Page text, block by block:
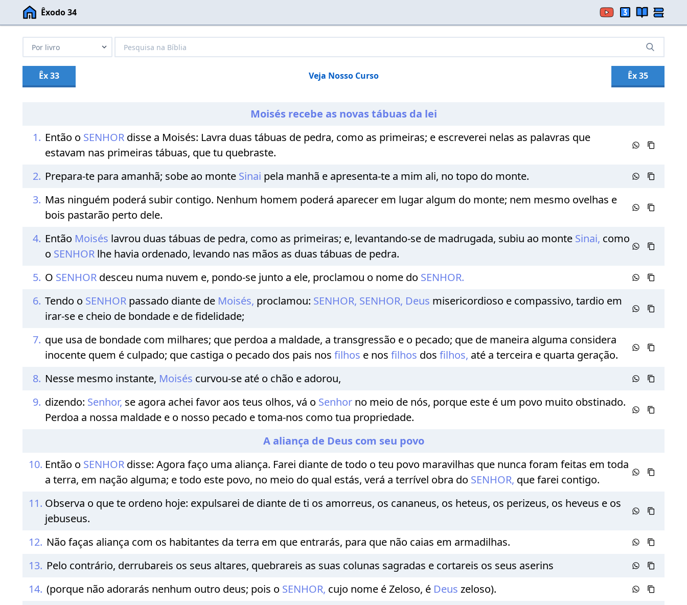
Êxodo 34
Êx 33 Veja Nosso Curso Êx 35
Moisés recebe as novas tábuas da lei
1. Então o SENHOR disse a Moisés: Lavra duas tábuas de pedra, como as primeiras; e escreverei nelas as palavras que
estavam nas primeiras tábuas, que tu quebraste.
2. Prepara-te para amanhã; sobe ao monte Sinai pela manhã e apresenta-te a mim ali, no topo do monte.
3. Mas ninguém poderá subir contigo. Nenhum homem poderá aparecer em lugar algum do monte; nem mesmo ovelhas e
bois pastarão perto dele.
4. Então Moisés lavrou duas tábuas de pedra, como as primeiras; e, levantando-se de madrugada, subiu ao monte Sinai, como
o SENHOR lhe havia ordenado, levando nas mãos as duas tábuas de pedra.
5. O SENHOR desceu numa nuvem e, pondo-se junto a ele, proclamou o nome do SENHOR.
6. Tendo o SENHOR passado diante de Moisés, proclamou: SENHOR, SENHOR, Deus misericordioso e compassivo, tardio em
irar-se e cheio de bondade e de fidelidade;
7. que usa de bondade com milhares; que perdoa a maldade, a transgressão e o pecado; que de maneira alguma considera
inocente quem é culpado; que castiga o pecado dos pais nos filhos e nos filhos dos filhos, até a terceira e quarta geração.
8. Nesse mesmo instante, Moisés curvou-se até o chão e adorou,
9. dizendo: Senhor, se agora achei favor aos teus olhos, vá o Senhor no meio de nós, porque este é um povo muito obstinado.
Perdoa a nossa maldade e o nosso pecado e toma-nos como tua propriedade.
A aliança de Deus com seu povo
10. Então o SENHOR disse: Agora faço uma aliança. Farei diante de todo o teu povo maravilhas que nunca foram feitas em toda
a terra, em nação alguma; e todo este povo, no meio do qual estás, verá a terrível obra do SENHOR, que farei contigo.
11. Observa o que te ordeno hoje: expulsarei de diante de ti os amorreus, os cananeus, os heteus, os perizeus, os heveus e os
jebuseus.
12. Não faças aliança com os habitantes da terra em que entrarás, para que não caias em armadilhas.
13. Pelo contrário, derrubareis os seus altares, quebrareis as suas colunas sagradas e cortareis os seus aserins
14. (porque não adorarás nenhum outro deus; pois o SENHOR, cujo nome é Zeloso, é Deus zeloso).